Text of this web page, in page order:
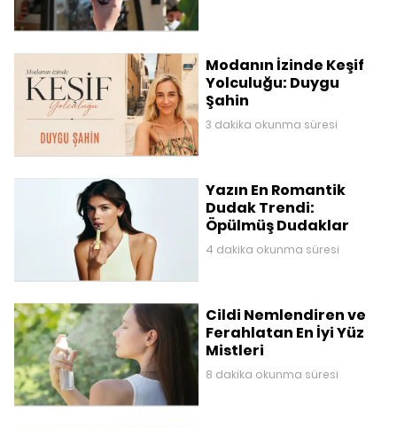
Modanın İzinde Keşif
Yolculuğu: Duygu
Şahin
3 dakika okunma süresi
Yazın En Romantik
Dudak Trendi:
Öpülmüş Dudaklar
4 dakika okunma süresi
Cildi Nemlendiren ve
Ferahlatan En İyi Yüz
Mistleri
8 dakika okunma süresi